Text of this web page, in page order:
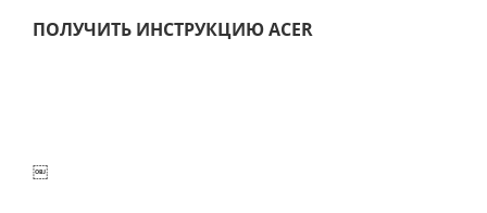
ПОЛУЧИТЬ ИНСТРУКЦИЮ ACER
￼